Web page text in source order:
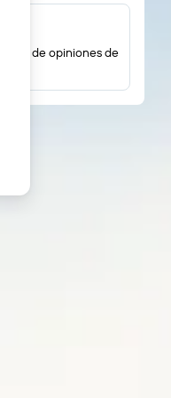
de opiniones de